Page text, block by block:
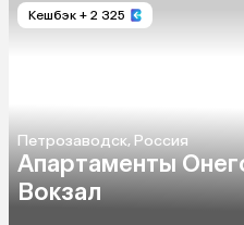
Кешбэк + 2 325
Петрозаводск, Россия
Апартаменты
Вокзал